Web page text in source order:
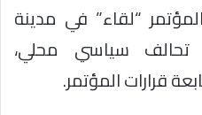
“لقاء” في مدينة
تحالف سياسي محلي،
قرارات المؤتمر.